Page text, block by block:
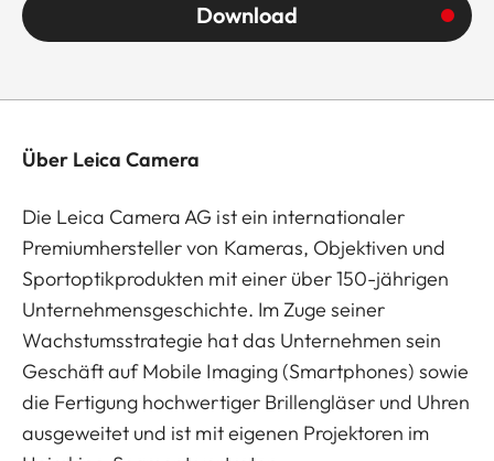
Download
Über Leica Camera
Die Leica Camera AG ist ein internationaler
Premiumhersteller von Kameras, Objektiven und
Sportoptikprodukten mit einer über 150-jährigen
Unternehmensgeschichte. Im Zuge seiner
Wachstumsstrategie hat das Unternehmen sein
Geschäft auf Mobile Imaging (Smartphones) sowie
die Fertigung hochwertiger Brillengläser und Uhren
ausgeweitet und ist mit eigenen Projektoren im